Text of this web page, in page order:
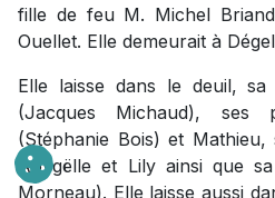
fille de feu M. Michel
Ouellet. Elle demeurait à
Elle laisse dans le deuil,
(Jacques Michaud), ses
(Stéphanie Bois) et Mathieu,
Abygëlle et Lily ainsi que
Morneau). Elle laisse aussi